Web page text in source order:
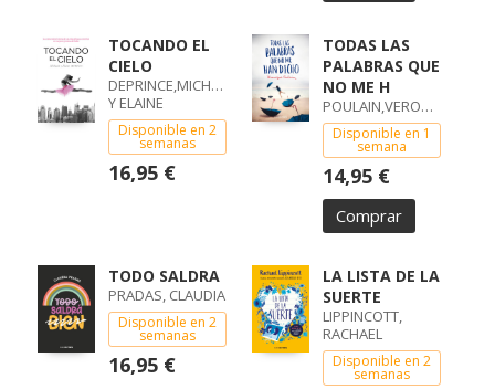
TOCANDO EL
CIELO
DEPRINCE,MICHAELA
Y ELAINE
Disponible en 2
semanas
16,95 €
TODAS LAS
PALABRAS QUE
NO ME H
POULAIN,VERONIQUE
Disponible en 1
semana
14,95 €
Comprar
TODO SALDRA
PRADAS, CLAUDIA
Disponible en 2
semanas
16,95 €
LA LISTA DE LA
SUERTE
LIPPINCOTT,
RACHAEL
Disponible en 2
semanas